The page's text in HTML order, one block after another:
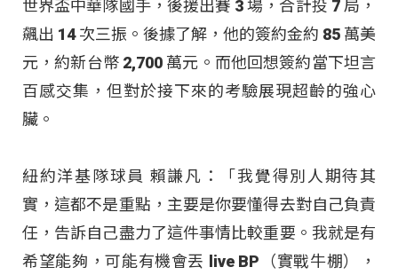
世界盃中華隊國手，後援出賽 3 場，合計投 7 局，
飆出 14 次三振 。後據了解，他的簽約金約 85 萬美
元，約新台幣 2,700 萬元 。而他回想簽約當下坦言
百感交集，但對於接下來的考驗展現超齡的強心
臟 。
紐約洋基隊球員 賴謙凡：「我覺得別人期待其
實，這都不是重點，主要是你要懂得去對自己負責
任，告訴自己盡力了這件事情比較重要。我就是有
希望能夠，可能有機會丟 live BP（實戰牛棚），